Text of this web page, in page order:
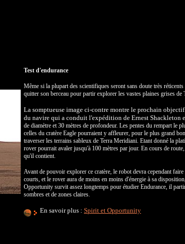
Test d'endurance
Même si la plupart des scientifiques seront sans doute très
quitter son berceau pour partir explorer les vastes plaines grises de
La somptueuse image ci-contre montre le prochain
du navire qui a conduit l'expédition de Ernest Shackleton
de diamètre et 30 mètres de profondeur. Les pentes du rempart le
celles du cratère Eagle pourraient y affleurer, pour le plus grand
traverser les terrains sableux de Terra Meridiani. Etant donné la
rover pourrait avaler jusqu'à 100 mètres par jour. En cours de
qu'il contient.
Avant de pouvoir explorer ce cratère, le robot devra cependant
courts, et le rover aura de moins en moins d'énergie à sa
Opportunity survit assez longtemps pour étudier Endurance, il
sombres et de zones claires.
En savoir plus : Spirit et Opportunity